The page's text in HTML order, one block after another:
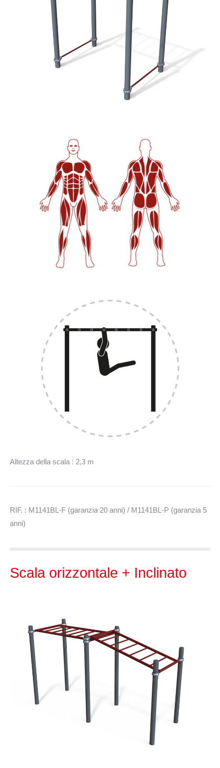
Altezza della scala : 2,3 m
RIF. : M1141BL-F (garanzia 20 anni) / M1141BL-P (garanzia 5
anni)
Scala orizzontale + Inclinato